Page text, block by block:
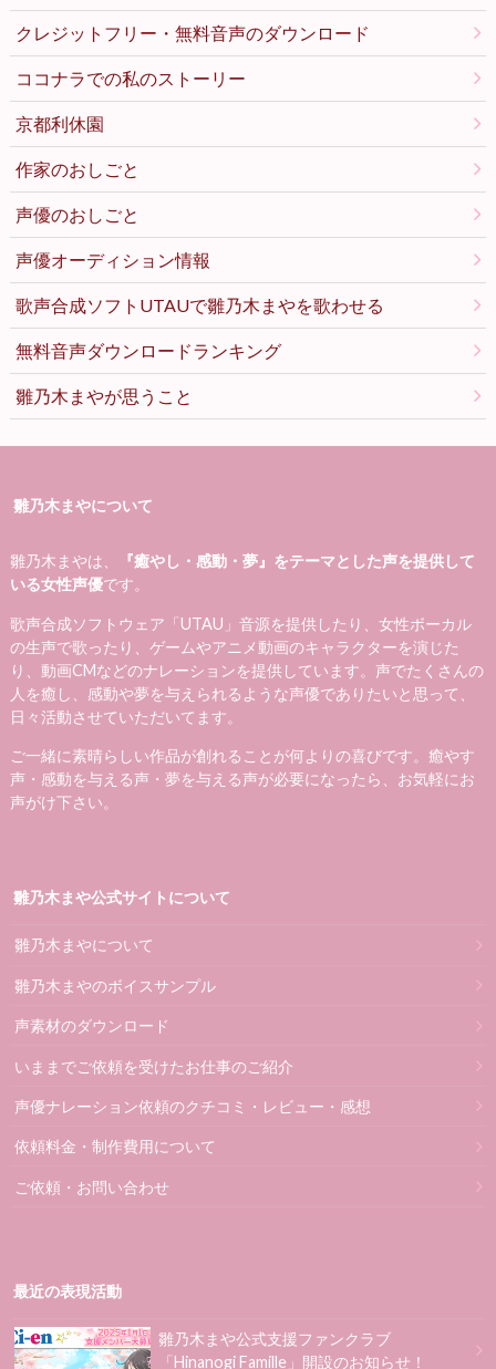
クレジットフリー・無料音声のダウンロード
ココナラでの私のストーリー
京都利休園
作家のおしごと
声優のおしごと
声優オーディション情報
歌声合成ソフトUTAUで雛乃木まやを歌わせる
無料音声ダウンロードランキング
雛乃木まやが思うこと
雛乃木まやについて
雛乃木まやは、
『癒やし・感動・夢』をテーマとした声を提供して
いる女性声優です。
歌声合成ソフトウェア「UTAU」音源を提供したり、女性ボーカル
の生声で歌ったり、ゲームやアニメ動画のキャラクターを演じた
り、動画CMなどのナレーションを提供しています。声でたくさんの
人を癒し、感動や夢を与えられるような声優でありたいと思って、
日々活動させていただいてます。
ご一緒に素晴らしい作品が創れることが何よりの喜びです。癒やす
声・感動を与える声・夢を与える声が必要になったら、お気軽にお
声がけ下さい。
雛乃木まや公式サイトについて
雛乃木まやについて
雛乃木まやのボイスサンプル
声素材のダウンロード
いままでご依頼を受けたお仕事のご紹介
声優ナレーション依頼のクチコミ・レビュー・感想
依頼料金・制作費用について
ご依頼・お問い合わせ
最近の表現活動
雛乃木まや公式支援ファンクラブ
「Hinanogi Famille」開設のお知らせ！